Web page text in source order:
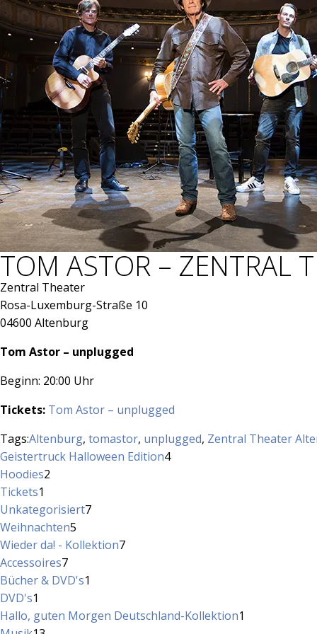
TOM ASTOR – ZENTRAL
Zentral Theater
Rosa-Luxemburg-Straße 10
04600 Altenburg
Tom Astor – unplugged
Beginn: 20:00 Uhr
Tickets: Tom Astor – unplugged
Tags:Altenburg, tomastor, unplugged, Zentral Theater
Geistertruck Halloween Edition44
Hoodies2
Tickets1
Produkt
Unkategorisiert77
Weihnachten5
Produkte
Wieder da! - Kollektion77
Accessoires77
Produkte
Bücher & DVD's1
DVD's1
Produkt
Hallo, guten Morgen Deutschland-Kollektion1